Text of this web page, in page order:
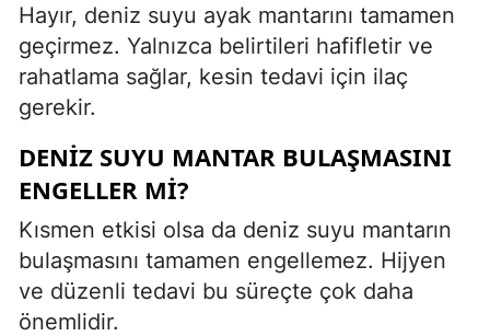
Hayır, deniz suyu ayak mantarını tamamen
geçirmez. Yalnızca belirtileri hafifletir ve
rahatlama sağlar, kesin tedavi için ilaç
gerekir.
DENIZ SUYU MANTAR BULAŞMASINI
ENGELLER MI?
Kısmen etkisi olsa da deniz suyu mantarın
bulaşmasını tamamen engellemez. Hijyen
ve düzenli tedavi bu süreçte çok daha
önemlidir.